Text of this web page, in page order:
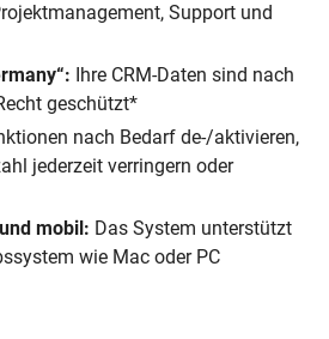
Support und
Ihre CRM-Daten sind nach
geschützt*
nach Bedarf de-/aktivieren,
jederzeit verringern oder
mobil: Das System unterstützt
wie Mac oder PC